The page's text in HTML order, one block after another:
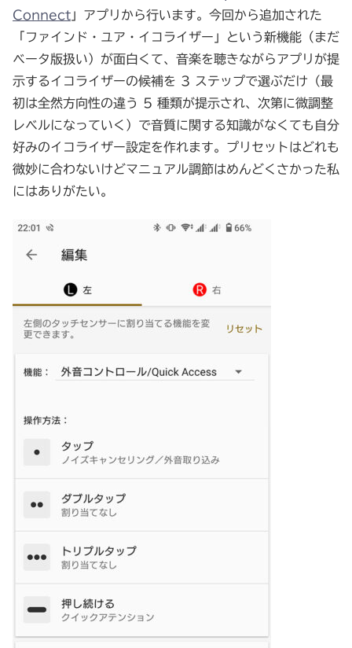
Connect 」アプリから行います。今回から追加された
「ファインド・ユア・イコライザー」という新機能（まだ
ベータ版扱い）が面白くて、音楽を聴きながらアプリが提
示するイコライザーの候補を 3 ステップで選ぶだけ（最
初は全然方向性の違う 5 種類が提示され、次第に微調整
レベルになっていく）で音質に関する知識がなくても自分
好みのイコライザー設定を作れます。プリセットはどれも
微妙に合わないけどマニュアル調節はめんどくさかった私
にはありがたい。